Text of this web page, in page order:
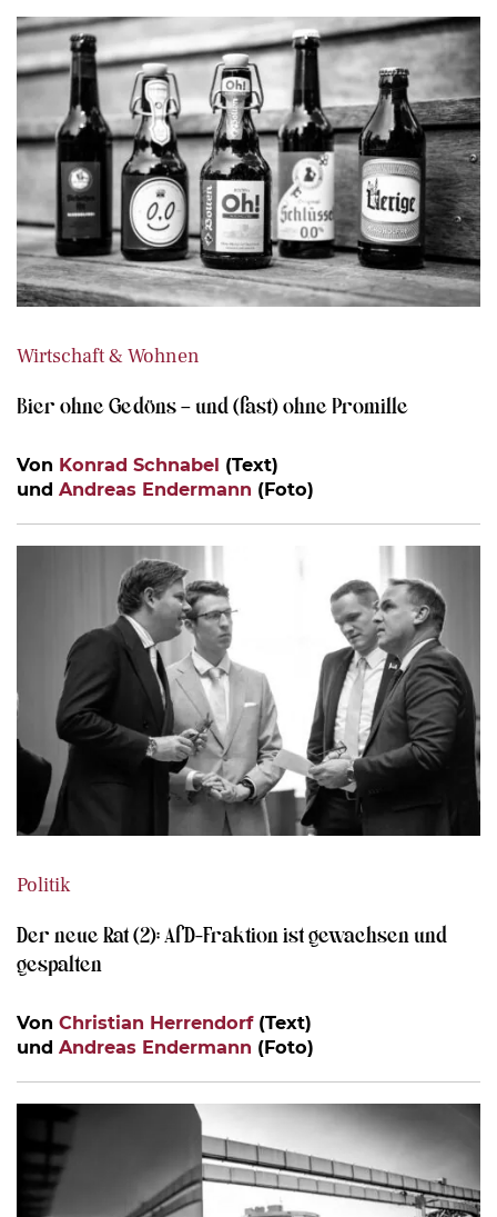
Wirtschaft & Wohnen
Bier ohne Gedöns – und (fast) ohne Promille
Von Konrad Schnabel (Text)
und Andreas Endermann (Foto)
Politik
Der neue Rat (2): AfD-Fraktion ist gewachsen und
gespalten
Von Christian Herrendorf(Text)
und Andreas Endermann (Foto)